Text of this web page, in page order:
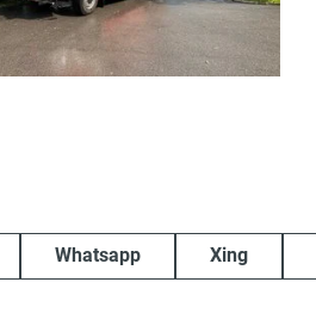
Whatsapp Xing